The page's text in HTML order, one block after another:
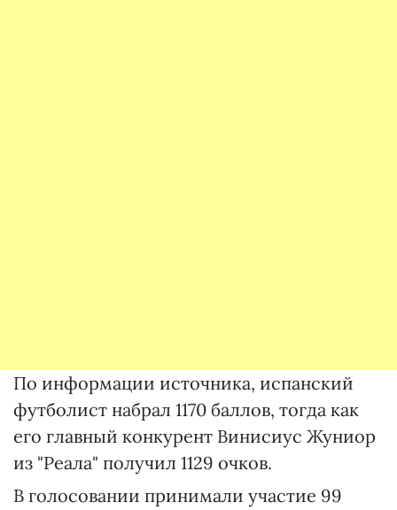
По информации источника, испанский
футболист набрал 1170 баллов, тогда как
его главный конкурент Винисиус Жуниор
из "Реала" получил 1129 очков.
В голосовании принимали участие 99